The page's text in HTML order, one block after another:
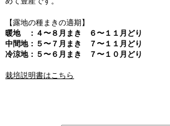
【露地の種まきの適期】
暖地 ：４〜８月まき ６〜１１月どり
中間地：５〜７月まき ７〜１１月どり
冷涼地：５〜６月まき ７〜１０月どり
栽培説明書はこちら